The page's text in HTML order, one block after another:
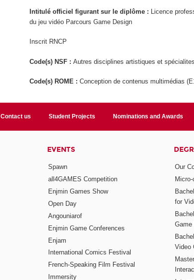
Intitulé officiel figurant sur le diplôme :
Licence
du jeu vidéo Parcours Game Design
Inscrit RNCP
Code(s) NSF :Autres disciplines artistiques et
Code(s) ROME :Conception de contenus multimédias
Contact us Student Projects Nominations and Awards
EVENTS
Spawn
all4GAMES Competition
Enjmin Games Show
Open Day
Angouniarof
Enjmin Game Conferences
Enjam
International Comics Festival
French-Speaking Film Festival
Immersity
Our
for
Game
Video